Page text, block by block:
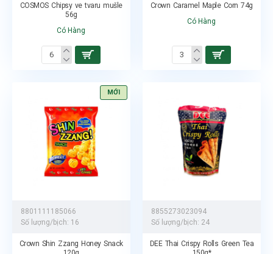
COSMOS Chipsy ve tvaru mušle
56g
Có Hàng
Crown Caramel Maple Corn 74g
Có Hàng
MỚI
8801111185066
Số lượng/bịch: 16
Crown Shin Zzang Honey Snack
8855273023094
Số lượng/bịch: 24
DEE Thai Crispy Rolls Green Tea